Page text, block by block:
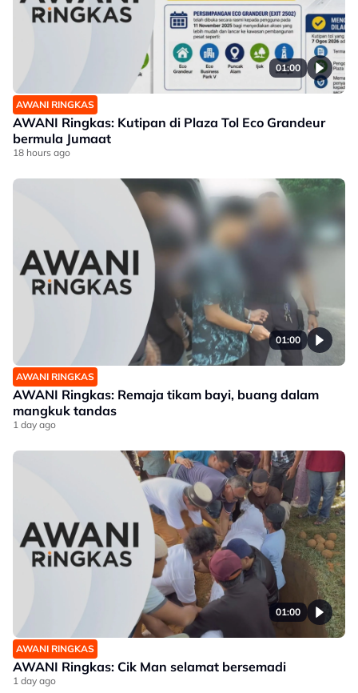
01:00
AWANI RINGKAS
AWANI Ringkas: Kutipan di Plaza Tol Eco Grandeur
bermula Jumaat
18 hours ago
01:00
AWANI RINGKAS
AWANI Ringkas: Remaja tikam bayi, buang dalam
mangkuk tandas
1 day ago
01:00
AWANI RINGKAS
AWANI Ringkas: Cik Man selamat bersemadi
1 day ago